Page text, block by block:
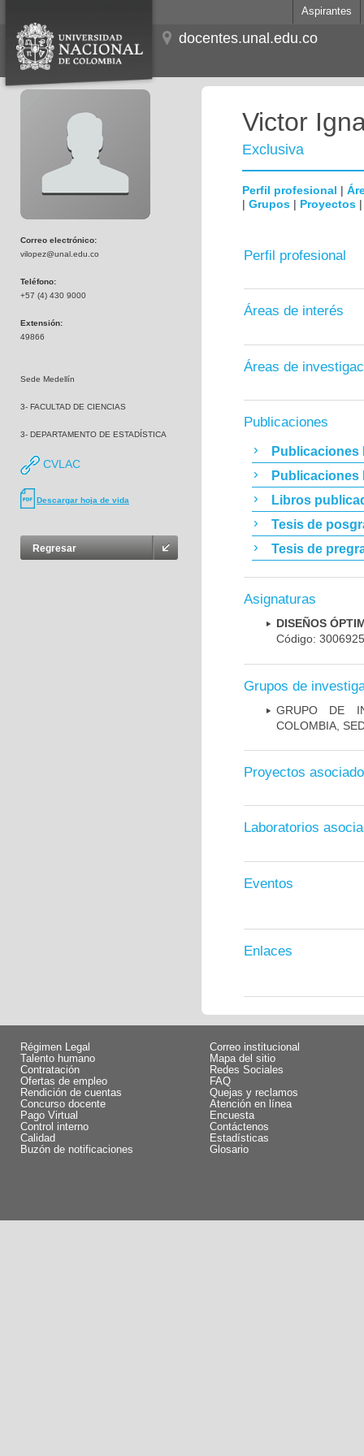
Aspirantes
docentes.unal.edu.co
Correo electrónico:
vilopez@unal.edu.co
Teléfono:
+57 (4) 430 9000
Extensión:
49866
Sede Medellín
3- FACULTAD DE CIENCIAS
3- DEPARTAMENTO DE ESTADÍSTICA
CVLAC
Descargar hoja de vida
Regresar
Victor
Exclusiva
Perfil profesional |
| Grupos | Proyectos
Perfil profesional
Áreas de interés
Áreas de
Publicaciones
Publicaciones
Publicaciones
Libros
Tesis de
Tesis de
Asignaturas
DISEÑOS
Código:
Grupos de
GRUPO DE
COLOMBIA,
Proyectos
Laboratorios
Eventos
Enlaces
Régimen Legal
Talento humano
Contratación
Ofertas de empleo
Rendición de cuentas
Concurso docente
Pago Virtual
Control interno
Calidad
Buzón de notificaciones
Correo institucional
Mapa del sitio
Redes Sociales
FAQ
Quejas y reclamos
Atención en línea
Encuesta
Contáctenos
Estadísticas
Glosario